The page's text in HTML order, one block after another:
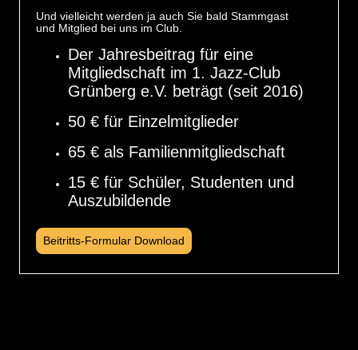
Und vielleicht werden ja auch Sie bald Stammgast
und Mitglied bei uns im Club.
Der Jahresbeitrag für eine
Mitgliedschaft im 1. Jazz-Club
Grünberg e.V. beträgt (seit 2016)
50 € für Einzelmitglieder
65 € als Familienmitgliedschaft
15 € für Schüler, Studenten und
Auszubildende
Beitritts-Formular Download